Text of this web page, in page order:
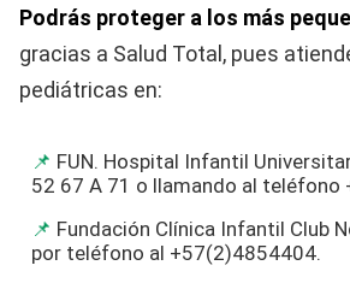
Podrás proteger a los más
gracias a Salud Total, pues
pediátricas en:
FUN. Hospital Infantil
52 67 A 71 o llamando al teléfono
Fundación Clínica Infantil Club
por teléfono al +57(2)4854404.